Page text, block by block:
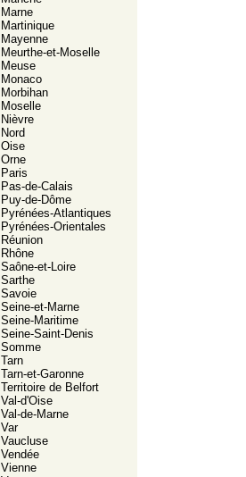
Marne
Martinique
Mayenne
Meurthe-et-Moselle
Meuse
Monaco
Morbihan
Moselle
Nièvre
Nord
Oise
Orne
Paris
Pas-de-Calais
Puy-de-Dôme
Pyrénées-Atlantiques
Pyrénées-Orientales
Réunion
Rhône
Saône-et-Loire
Sarthe
Savoie
Seine-et-Marne
Seine-Maritime
Seine-Saint-Denis
Somme
Tarn
Tarn-et-Garonne
Territoire de Belfort
Val-d'Oise
Val-de-Marne
Var
Vaucluse
Vendée
Vienne